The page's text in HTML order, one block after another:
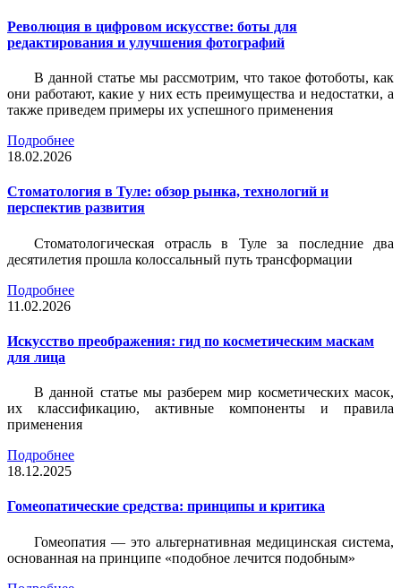
Революция в цифровом искусстве: боты для
редактирования и улучшения фотографий
В данной статье мы рассмотрим, что такое фотоботы, как
они работают, какие у них есть преимущества и недостатки, а
также приведем примеры их успешного применения
Подробнее
18.02.2026
Стоматология в Туле: обзор рынка, технологий и
перспектив развития
Стоматологическая отрасль в Туле за последние два
десятилетия прошла колоссальный путь трансформации
Подробнее
11.02.2026
Искусство преображения: гид по косметическим маскам
для лица
В данной статье мы разберем мир косметических масок,
их классификацию, активные компоненты и правила
применения
Подробнее
18.12.2025
Гомеопатические средства: принципы и критика
Гомеопатия — это альтернативная медицинская система,
основанная на принципе «подобное лечится подобным»